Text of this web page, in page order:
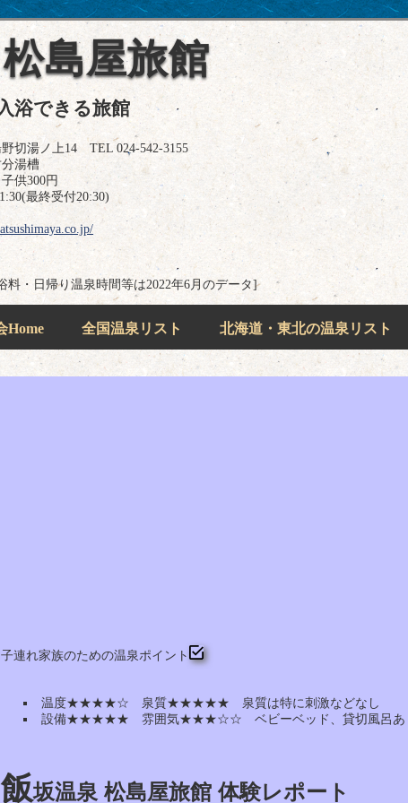
島屋旅館
浴できる旅館
切湯ノ上14 TEL 024-542-3155
湯槽
供300円
最終受付20:30)
・日帰り温泉時間等は2022年6月のデータ]
Home 全国温泉リスト 北海道・東北の温泉リスト
子連れ家族のための温泉ポイント
温度★★★★☆ 泉質★★★★★ 泉質は特に刺激などなし
設備★★★★★ 雰囲気★★★☆☆ ベビーベッド、貸切風呂
飯坂温泉 松島屋旅館 体験レポート